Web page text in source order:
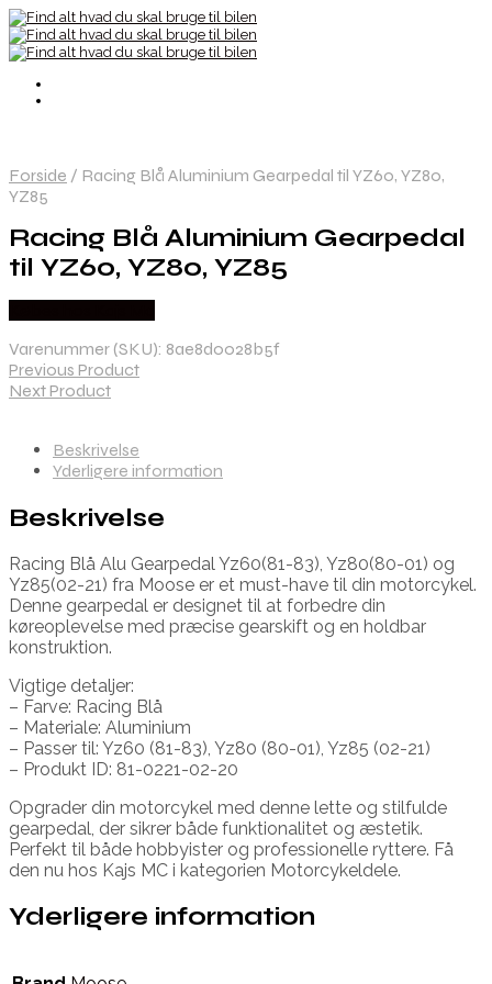
Forside / Racing Blå Aluminium Gearpedal til YZ60, YZ80,
YZ85
Racing Blå Aluminium Gearpedal
til YZ60, YZ80, YZ85
Varenummer (SKU): 8ae8d0028b5f
Previous Product
Next Product
Beskrivelse
Yderligere information
Beskrivelse
Racing Blå Alu Gearpedal Yz60(81-83), Yz80(80-01) og
Yz85(02-21) fra Moose er et must-have til din motorcykel.
Denne gearpedal er designet til at forbedre din
køreoplevelse med præcise gearskift og en holdbar
konstruktion.
Vigtige detaljer:
– Farve: Racing Blå
– Materiale: Aluminium
– Passer til: Yz60 (81-83), Yz80 (80-01), Yz85 (02-21)
– Produkt ID: 81-0221-02-20
Opgrader din motorcykel med denne lette og stilfulde
gearpedal, der sikrer både funktionalitet og æstetik.
Perfekt til både hobbyister og professionelle ryttere. Få
den nu hos Kajs MC i kategorien Motorcykeldele.
Yderligere information